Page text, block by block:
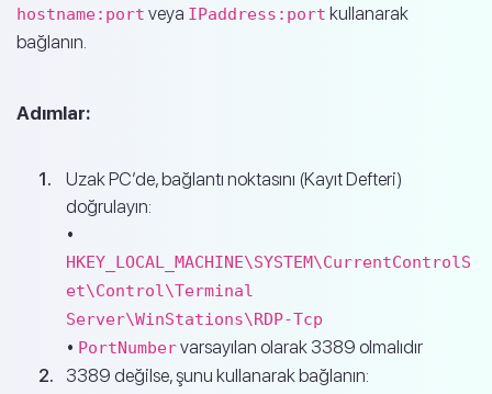
hostname:port veya IPaddress:port kullanarak
bağlanın.
Adımlar:
Uzak PC’de, bağlantı noktasını (Kayıt Defteri)
doğrulayın:
•
HKEY_LOCAL_MACHINE\SYSTEM\CurrentControlS
et\Control\Terminal
Server\WinStations\RDP-Tcp
• PortNumbervarsayılan olarak 3389 olmalıdır
3389 değilse, şunu kullanarak bağlanın: